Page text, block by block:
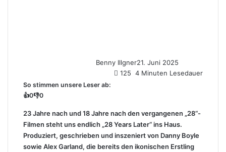
Benny Illgner21. Juni 2025
125 4 Minuten Lesedauer
So stimmen unsere Leser ab:
👍0👎0
23 Jahre nach und 18 Jahre nach den vergangenen „28“-
Filmen steht uns endlich „28 Years Later“ ins Haus.
Produziert, geschrieben und inszeniert von Danny Boyle
sowie Alex Garland, die bereits den ikonischen Erstling